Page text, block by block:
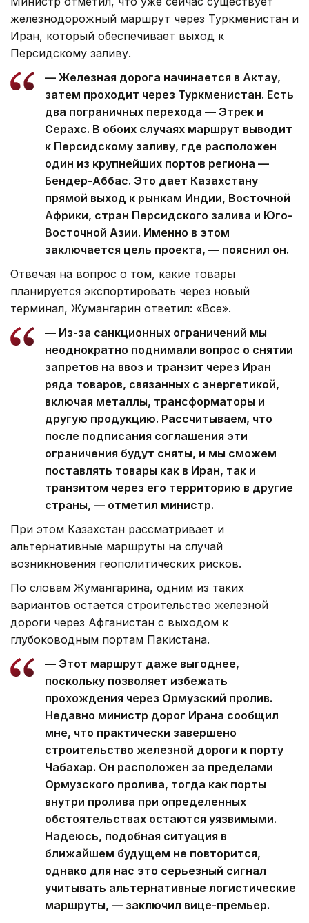
железнодорожный маршрут через Туркменистан и
Иран, который обеспечивает выход к
Персидскому заливу.
— Железная дорога начинается в Актау,
затем проходит через Туркменистан. Есть
два пограничных перехода — Этрек и
Серахс. В обоих случаях маршрут выводит
к Персидскому заливу, где расположен
один из крупнейших портов региона —
Бендер-Аббас. Это дает Казахстану
прямой выход к рынкам Индии, Восточной
Африки, стран Персидского залива и Юго-
Восточной Азии. Именно в этом
заключается цель проекта, — пояснил он.
Отвечая на вопрос о том, какие товары
планируется экспортировать через новый
терминал, Жумангарин ответил: «Все».
— Из-за санкционных ограничений мы
неоднократно поднимали вопрос о снятии
запретов на ввоз и транзит через Иран
ряда товаров, связанных с энергетикой,
включая металлы, трансформаторы и
другую продукцию. Рассчитываем, что
после подписания соглашения эти
ограничения будут сняты, и мы сможем
поставлять товары как в Иран, так и
транзитом через его территорию в другие
страны, — отметил министр.
При этом Казахстан рассматривает и
альтернативные маршруты на случай
возникновения геополитических рисков.
По словам Жумангарина, одним из таких
вариантов остается строительство железной
дороги через Афганистан с выходом к
глубоководным портам Пакистана.
— Этот маршрут даже выгоднее,
поскольку позволяет избежать
прохождения через Ормузский пролив.
Недавно министр дорог Ирана сообщил
мне, что практически завершено
строительство железной дороги к порту
Чабахар. Он расположен за пределами
Ормузского пролива, тогда как порты
внутри пролива при определенных
обстоятельствах остаются уязвимыми.
Надеюсь, подобная ситуация в
ближайшем будущем не повторится,
однако для нас это серьезный сигнал
учитывать альтернативные логистические
маршруты, — заключил вице-премьер.